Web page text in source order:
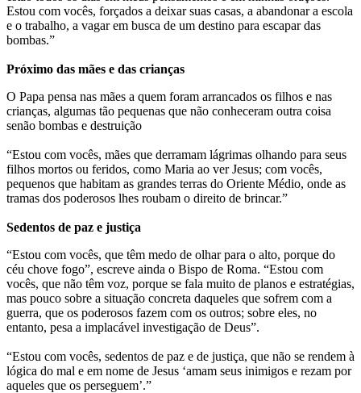
Estou com vocês, forçados a deixar suas casas, a abandonar a escola
e o trabalho, a vagar em busca de um destino para escapar das
bombas.”
Próximo das mães e das crianças
O Papa pensa nas mães a quem foram arrancados os filhos e nas
crianças, algumas tão pequenas que não conheceram outra coisa
senão bombas e destruição
“Estou com vocês, mães que derramam lágrimas olhando para seus
filhos mortos ou feridos, como Maria ao ver Jesus; com vocês,
pequenos que habitam as grandes terras do Oriente Médio, onde as
tramas dos poderosos lhes roubam o direito de brincar.”
Sedentos de paz e justiça
“Estou com vocês, que têm medo de olhar para o alto, porque do
céu chove fogo”, escreve ainda o Bispo de Roma. “Estou com
vocês, que não têm voz, porque se fala muito de planos e estratégias,
mas pouco sobre a situação concreta daqueles que sofrem com a
guerra, que os poderosos fazem com os outros; sobre eles, no
entanto, pesa a implacável investigação de Deus”.
“Estou com vocês, sedentos de paz e de justiça, que não se rendem à
lógica do mal e em nome de Jesus ‘amam seus inimigos e rezam por
aqueles que os perseguem’.”